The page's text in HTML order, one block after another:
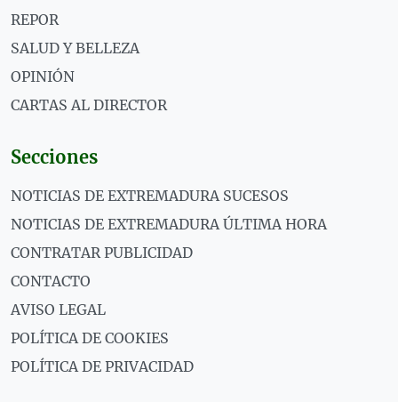
REPOR
SALUD Y BELLEZA
OPINIÓN
CARTAS AL DIRECTOR
Secciones
NOTICIAS DE EXTREMADURA SUCESOS
NOTICIAS DE EXTREMADURA ÚLTIMA HORA
CONTRATAR PUBLICIDAD
CONTACTO
AVISO LEGAL
POLÍTICA DE COOKIES
POLÍTICA DE PRIVACIDAD